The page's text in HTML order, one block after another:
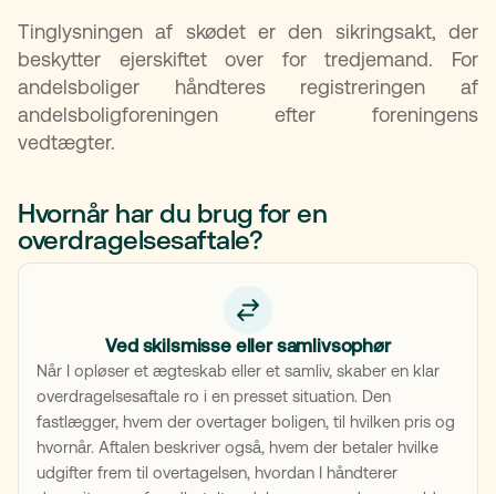
Tinglysningen af skødet er den sikringsakt, der
beskytter ejerskiftet over for tredjemand. For
andelsboliger håndteres registreringen af
andelsboligforeningen efter foreningens
vedtægter.
Hvornår har du brug for en
overdragelsesaftale?
Ved skilsmisse eller samlivsophør
Når I opløser et ægteskab eller et samliv, skaber en klar
overdragelsesaftale ro i en presset situation. Den
fastlægger, hvem der overtager boligen, til hvilken pris og
hvornår. Aftalen beskriver også, hvem der betaler hvilke
udgifter frem til overtagelsen, hvordan I håndterer